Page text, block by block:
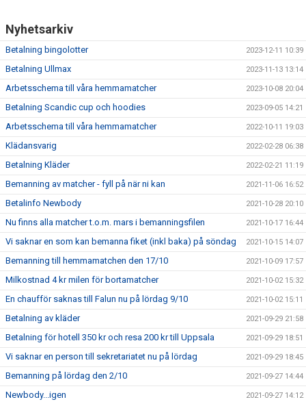
Nyhetsarkiv
Betalning bingolotter 2023-12-11 10:39
Betalning Ullmax 2023-11-13 13:14
Arbetsschema till våra hemmamatcher 2023-10-08 20:04
Betalning Scandic cup och hoodies 2023-09-05 14:21
Arbetsschema till våra hemmamatcher 2022-10-11 19:03
Klädansvarig 2022-02-28 06:38
Betalning Kläder 2022-02-21 11:19
Bemanning av matcher - fyll på när ni kan 2021-11-06 16:52
Betalinfo Newbody 2021-10-28 20:10
Nu finns alla matcher t.o.m. mars i bemanningsfilen 2021-10-17 16:44
Vi saknar en som kan bemanna fiket (inkl baka) på söndag 2021-10-15 14:07
Bemanning till hemmamatchen den 17/10 2021-10-09 17:57
Milkostnad 4 kr milen för bortamatcher 2021-10-02 15:32
En chaufför saknas till Falun nu på lördag 9/10 2021-10-02 15:11
Betalning av kläder 2021-09-29 21:58
Betalning för hotell 350 kr och resa 200 kr till Uppsala 2021-09-29 18:51
Vi saknar en person till sekretariatet nu på lördag 2021-09-29 18:45
Bemanning på lördag den 2/10 2021-09-27 14:44
Newbody...igen 2021-09-27 14:12